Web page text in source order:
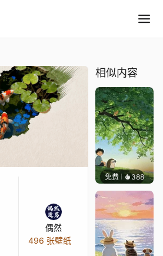
偶然
496 张壁纸
相似内容
免费 388渔小小